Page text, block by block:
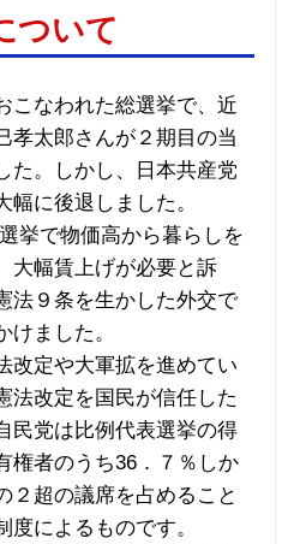
ついて
なわれた総選挙で、近
孝太郎さんが２期目の当
た。しかし、日本共産党
に後退しました。
で物価高から暮らしを
大幅賃上げが必要と訴
法９条を生かした外交で
ました。
定や大軍拡を進めてい
法改定を国民が信任した
民党は比例代表選挙の得
権者のうち36．７％しか
２超の議席を占めること
によるものです。